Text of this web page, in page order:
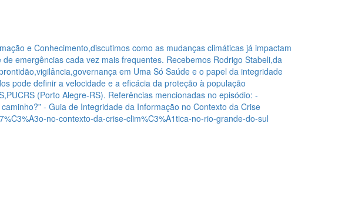
e Conhecimento,discutimos como as mudanças climáticas já impactam
emergências cada vez mais frequentes. Recebemos Rodrigo Stabeli,da
em Uma Só Saúde e o papel da integridade
pode definir a velocidade e a eficácia da proteção à população
(Porto Alegre-RS). Referências mencionadas no episódio: -
- Guia de Integridade da Informação no Contexto da Crise
no-contexto-da-crise-clim%C3%A1tica-no-rio-grande-do-sul